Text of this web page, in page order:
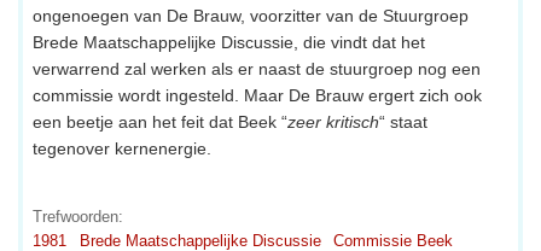
ongenoegen van De Brauw, voorzitter van de Stuurgroep
Brede Maatschappelijke Discussie, die vindt dat het
verwarrend zal werken als er naast de stuurgroep nog een
commissie wordt ingesteld. Maar De Brauw ergert zich ook
een beetje aan het feit dat Beek “zeer kritisch“ staat
tegenover kernenergie.
Trefwoorden:
1981
Brede Maatschappelijke Discussie Commissie Beek